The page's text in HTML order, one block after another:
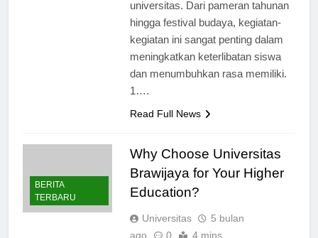
universitas. Dari pameran tahunan
hingga festival budaya, kegiatan-
kegiatan ini sangat penting dalam
meningkatkan keterlibatan siswa
dan menumbuhkan rasa memiliki.
BERITA
Why Choose Universitas
Brawijaya for Your Higher
Universitas
5 bulan